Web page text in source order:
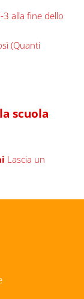
3 alla fine dello
(Quanti
scuola
Lascia un